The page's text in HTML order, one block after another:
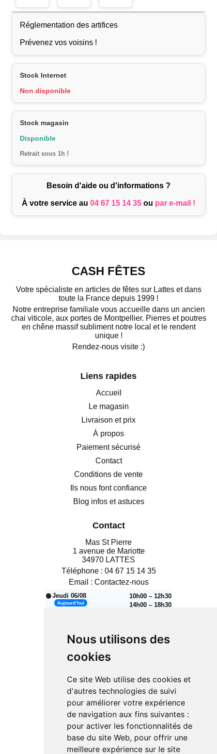
Nous utilisons des
cookies
Ce site Web utilise des cookies et
d'autres technologies de suivi
pour améliorer votre expérience
de navigation aux fins suivantes :
pour activer les fonctionnalités de
base du site Web, pour offrir une
meilleure expérience sur le site
Réglementation des artifices
Prévenez vos voisins !
Stock Internet
Non disponible
Stock magasin
Disponible
Retrait sous 1h !
Besoin d'aide ou d'informations ?
À votre service au 04 67 15 14 35 ou par e-mail !
CASH FÊTES
Votre spécialiste en articles de fêtes sur Lattes et dans
toute la France depuis 1999 !
Notre entreprise familiale vous accueille dans un ancien
chai viticole, aux portes de Montpellier. Pierres et poutres
en chêne massif subliment notre local et le rendent
unique !
Rendez-nous visite :)
Liens rapides
Accueil
Le magasin
Livraison et prix
À propos
Paiement sécurisé
Contact
Conditions de vente
Ils nous font confiance
Blog infos et astuces
Contact
Mas St Pierre
1 avenue de Mariotte
34970 LATTES
Téléphone : 04 67 15 14 35
Email : Contactez-nous
🟢Jeudi 06/08
Aujourd’hui
10h00 – 12h30
14h00 – 18h30
Samedi 08/08
10h00 – 12h30
Lundi 10/08 14h00 – 18h30
10h00 – 12h30
14h00 – 18h30
10h00 – 12h30
14h00 – 18h30
Jeudi 13/08
10h00 – 12h30